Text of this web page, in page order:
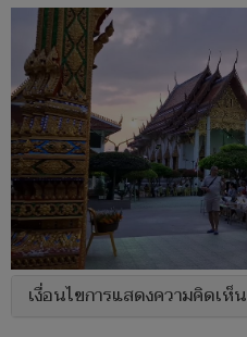
เงื่อนไขการแสดงความคิดเห็น